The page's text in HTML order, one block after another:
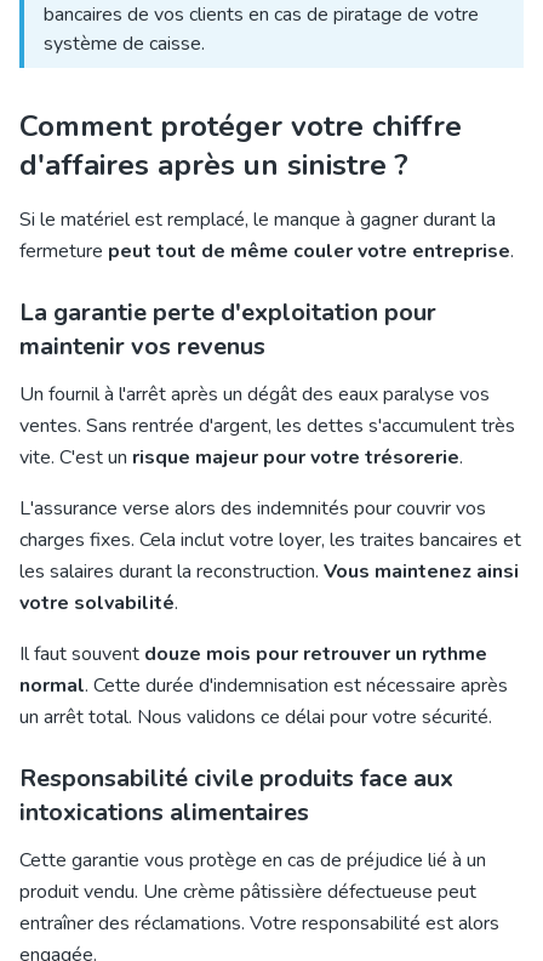
bancaires de vos clients en cas de piratage de votre
système de caisse.
Comment protéger votre chiffre
d'affaires après un sinistre ?
Si le matériel est remplacé, le manque à gagner durant la
fermeture peut tout de même couler votre entreprise.
La garantie perte d'exploitation pour
maintenir vos revenus
Un fournil à l'arrêt après un dégât des eaux paralyse vos
ventes. Sans rentrée d'argent, les dettes s'accumulent très
vite. C'est un risque majeur pour votre trésorerie.
L'assurance verse alors des indemnités pour couvrir vos
charges fixes. Cela inclut votre loyer, les traites bancaires et
les salaires durant la reconstruction. Vous maintenez ainsi
votre solvabilité.
Il faut souvent douze mois pour retrouver un rythme
normal. Cette durée d'indemnisation est nécessaire après
un arrêt total. Nous validons ce délai pour votre sécurité.
Responsabilité civile produits face aux
intoxications alimentaires
Cette garantie vous protège en cas de préjudice lié à un
produit vendu. Une crème pâtissière défectueuse peut
entraîner des réclamations. Votre responsabilité est alors
engagée.